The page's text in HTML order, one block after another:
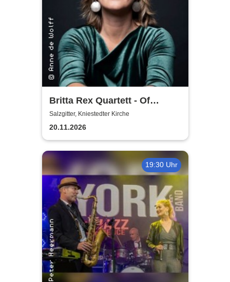
Britta Rex Quartett - Of
Witches, Queens & Heroines
Salzgitter, Kniestedter Kirche
20.11.2026
19:30 Uhr